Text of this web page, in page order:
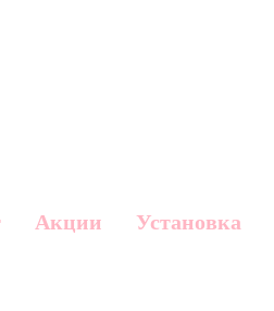
Акции Установка